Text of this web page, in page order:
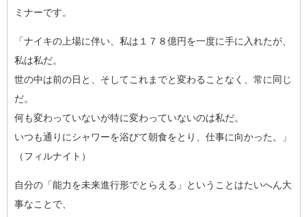
ミ ナーです。
「ナイキの上場に伴い、私は１７８億円を一度に手に入れたが、
私は私だ。
世の中は前の日と、そしてこれまでと変わることなく、常に同じ
だ。
何も変わっていないが特に変わっていないのは私だ。
いつも通りにシャワーを浴びて朝食をとり、仕事に向かった。」
（フィルナイト）
自分の「能力を未来進行形でとらえる」ということはたいへん大
事なことで、